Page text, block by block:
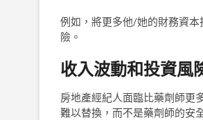
例如，將更多他/她的財務資
險。
收入波動和投資風
房地產經紀人面臨比藥劑師更
難以替換，而不是藥劑師的安